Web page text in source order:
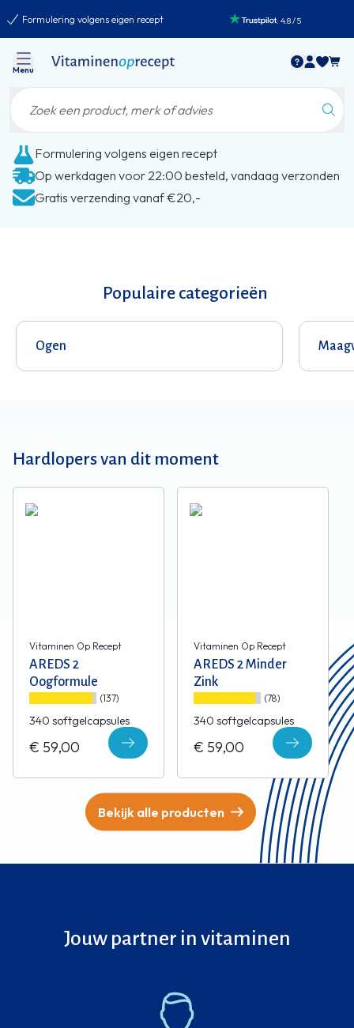
Formulering volgens eigen recept :4.8/5
Menu
Formulering volgens eigen recept
Op werkdagen voor 22:00 besteld, vandaag verzonden
Gratis verzending vanaf €20,-
Populaire categorieën
Ogen
Hardlopers van dit moment
Vitaminen Op Recept
AREDS 2
Oogformule
(137)
340 softgelcapsules
€ 59,00
Vitaminen Op Recept
AREDS 2 Minder
Zink
(78)
340 softgelcapsules
€ 59,00
Bekijk alle producten
Jouw partner in vitaminen